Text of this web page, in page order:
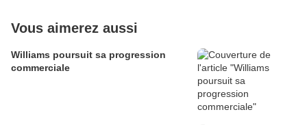
Vous aimerez aussi
Williams poursuit sa progression
commerciale